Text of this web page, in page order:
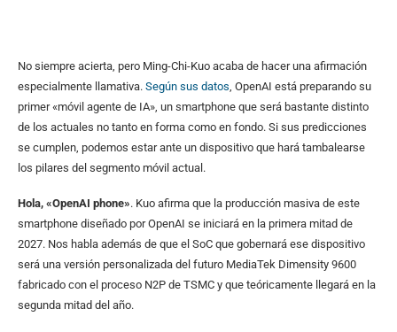
No siempre acierta, pero Ming-Chi-Kuo acaba de hacer una afirmación
especialmente llamativa. Según sus datos , OpenAI está preparando su
primer «móvil agente de IA», un smartphone que será bastante distinto
de los actuales no tanto en forma como en fondo. Si sus predicciones
se cumplen, podemos estar ante un dispositivo que hará tambalearse
los pilares del segmento móvil actual.
Hola, «OpenAI phone». Kuo afirma que la producción masiva de este
smartphone diseñado por OpenAI se iniciará en la primera mitad de
2027. Nos habla además de que el SoC que gobernará ese dispositivo
será una versión personalizada del futuro MediaTek Dimensity 9600
fabricado con el proceso N2P de TSMC y que teóricamente llegará en la
segunda mitad del año.